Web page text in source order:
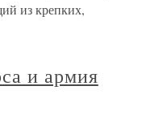
из крепких,
и армия